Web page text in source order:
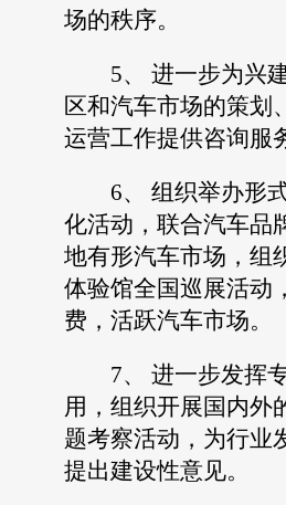
场的秩序。
5、 进一步为兴建
区和汽车市场的策划
运营工作提供咨询服
6、 组织举办形
化活动，联合汽车品
地有形汽车市场，组
体验馆全国巡展活动
费，活跃汽车市场。
7、 进一步发挥专
用，组织开展国内外
题考察活动，为行业
提出建设性意见。